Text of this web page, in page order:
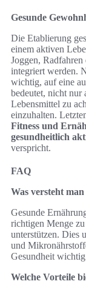
Gesunde
Die Etablierung
einem aktiven
Joggen,
integriert werden.
wichtig, auf eine
bedeutet, nicht nur
Lebensmittel zu
einzuhalten.
Fitness und
gesundheitlich
verspricht.
FAQ
Was versteht
Gesunde
richtigen Menge
unterstützen. Dies
und
Gesundheit
Welche Vorteile